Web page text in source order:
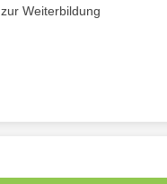
Weiterbildung